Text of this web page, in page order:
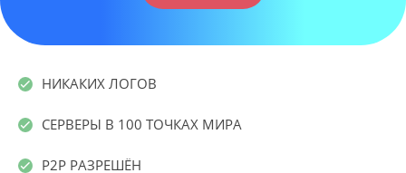
НИКАКИХ ЛОГОВ
СЕРВЕРЫ В 100 ТОЧКАХ МИРА
P2P РАЗРЕШЁН